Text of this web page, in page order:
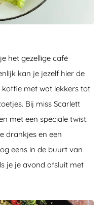
het gezellige café
kan je jezelf hier de
met wat lekkers tot
Bij miss Scarlett
met een speciale twist.
drankjes en een
eens in de buurt van
je je avond afsluit met